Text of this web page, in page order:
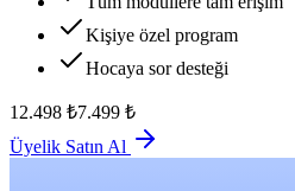
Kişiye özel program
Hocaya sor desteği
12.498 ₺7.499 ₺
Üyelik Satın Al